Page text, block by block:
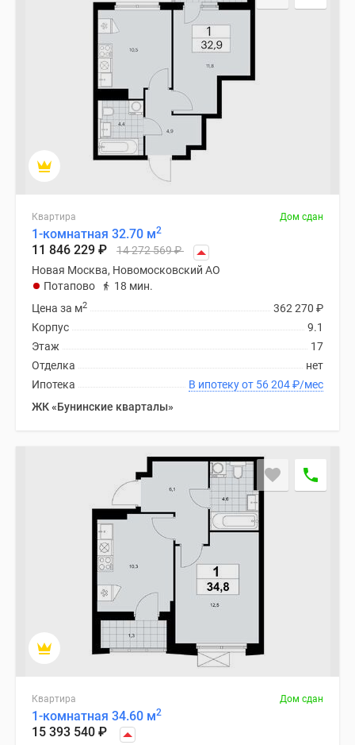
Квартира Дом сдан
1-комнатная 32.70 м2
11 846 229 ₽ 14 272 569₽
Новая Москва, Новомосковский АО
Потапово
18 мин.
362 270 ₽
Цена за м2
9.1
Корпус
17
Этаж
нет
Отделка
В ипотеку от 56 204₽/мес
Ипотека
ЖК «Бунинские кварталы»
Квартира Дом сдан
1-комнатная 34.60 м2
15 393 540 ₽